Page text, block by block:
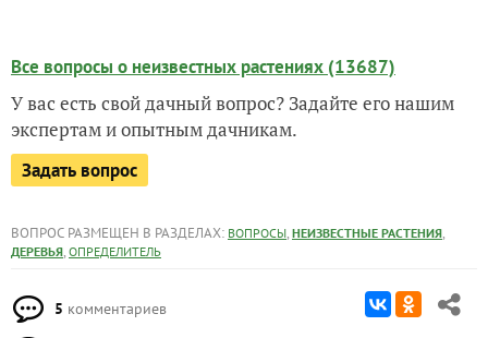
Все вопросы о неизвестных растениях (13687)
У вас есть свой дачный вопрос? Задайте его нашим
экспертам и опытным дачникам.
Задать вопрос
ВОПРОС РАЗМЕЩЕН В РАЗДЕЛАХ: ВОПРОСЫ, НЕИЗВЕСТНЫЕ РАСТЕНИЯ,
ДЕРЕВЬЯ, ОПРЕДЕЛИТЕЛЬ
5 комментариев